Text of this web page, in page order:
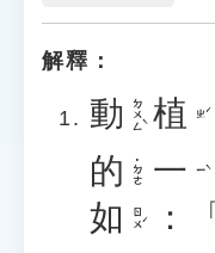
解釋：
動 ㄉㄨㄥˋ 植 ㄓˊ
的 ˙ㄉㄜ 一 ㄧˋ
如 ㄖㄨˊ ：「